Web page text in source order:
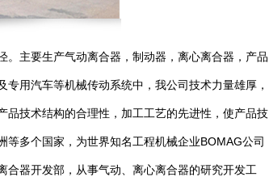
主要生产气动离合器，制动器，离心离合器，产品
用汽车等机械传动系统中，我公司技术力量雄厚，
技术结构的合理性，加工工艺的先进性，使产品技
多个国家，为世界知名工程机械企业BOMAG公司
器开发部，从事气动、离心离合器的研究开发工